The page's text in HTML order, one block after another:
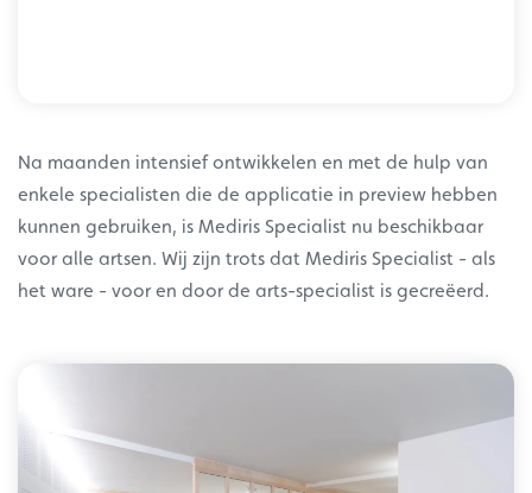
Na maanden intensief ontwikkelen en met de hulp van
enkele specialisten die de applicatie in preview hebben
kunnen gebruiken, is Mediris Specialist nu beschikbaar
voor alle artsen. Wij zijn trots dat Mediris Specialist - als
het ware - voor en door de arts-specialist is gecreëerd.